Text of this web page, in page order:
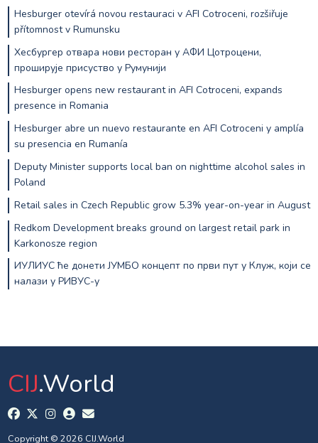
Hesburger otevírá novou restauraci v AFI Cotroceni, rozšiřuje
přítomnost v Rumunsku
Хесбургер отвара нови ресторан у АФИ Цотроцени,
проширује присуство у Румунији
Hesburger opens new restaurant in AFI Cotroceni, expands
presence in Romania
Hesburger abre un nuevo restaurante en AFI Cotroceni y amplía
su presencia en Rumanía
Deputy Minister supports local ban on nighttime alcohol sales in
Poland
Retail sales in Czech Republic grow 5.3% year-on-year in August
Redkom Development breaks ground on largest retail park in
Karkonosze region
ИУЛИУС ће донети ЈУМБО концепт по први пут у Клуж, који се
налази у РИВУС-у
CIJ.World
Copyright © 2026 CIJ.World